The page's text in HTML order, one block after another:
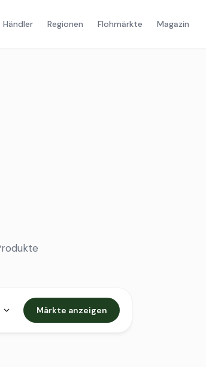
Händler Regionen Flohmärkte Magazin
Märkte anzeigen